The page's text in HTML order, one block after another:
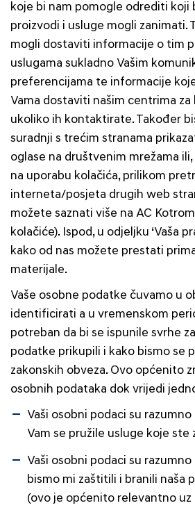
koje bi nam pomogle odrediti koji
proizvodi i usluge mogli zanimati.
mogli dostaviti informacije o tim
uslugama sukladno Vašim
preferencijama te informacije
Vama dostaviti našim centrima
ukoliko ih kontaktirate. Također
suradnji s trećim stranama
oglase na društvenim mrežama
na uporabu kolačića, prilikom
interneta/posjeta drugih web
možete saznati više na AC
kolačiće). Ispod, u odjeljku ‘Vaša
kako od nas možete prestati
materijale.
Vaše osobne podatke čuvamo u
identificirati a u vremenskom
potreban da bi se ispunile svrhe
podatke prikupili i kako bismo se
zakonskih obveza. Ovo općenito
osobnih podataka dok vrijedi
Vaši osobni podaci su
Vam se pružile usluge koje ste
Vaši osobni podaci su
bismo mi zaštitili i branili naša
(ovo je općenito relevantno uz